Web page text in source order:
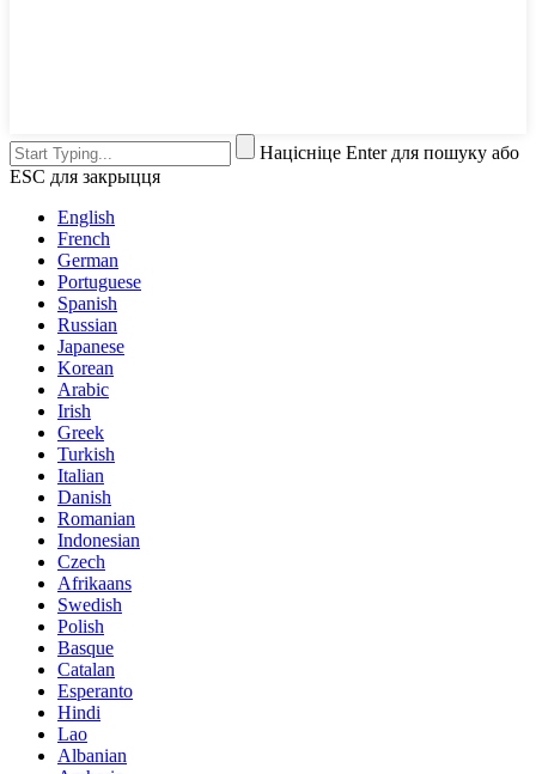
Націсніце Enter для пошуку або
ESC для закрыцця
English
French
German
Portuguese
Spanish
Russian
Japanese
Korean
Arabic
Irish
Greek
Turkish
Italian
Danish
Romanian
Indonesian
Czech
Afrikaans
Swedish
Polish
Basque
Catalan
Esperanto
Hindi
Lao
Albanian